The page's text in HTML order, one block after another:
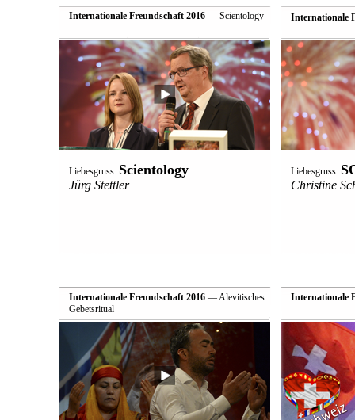
Internationale Freundschaft 2016— Scientology
Liebesgruss: Scientology
Jürg Stettler
Internationale
Liebesgruss:
Christine
Internationale Freundschaft 2016— Alevitisches
Gebetsritual
Internationale